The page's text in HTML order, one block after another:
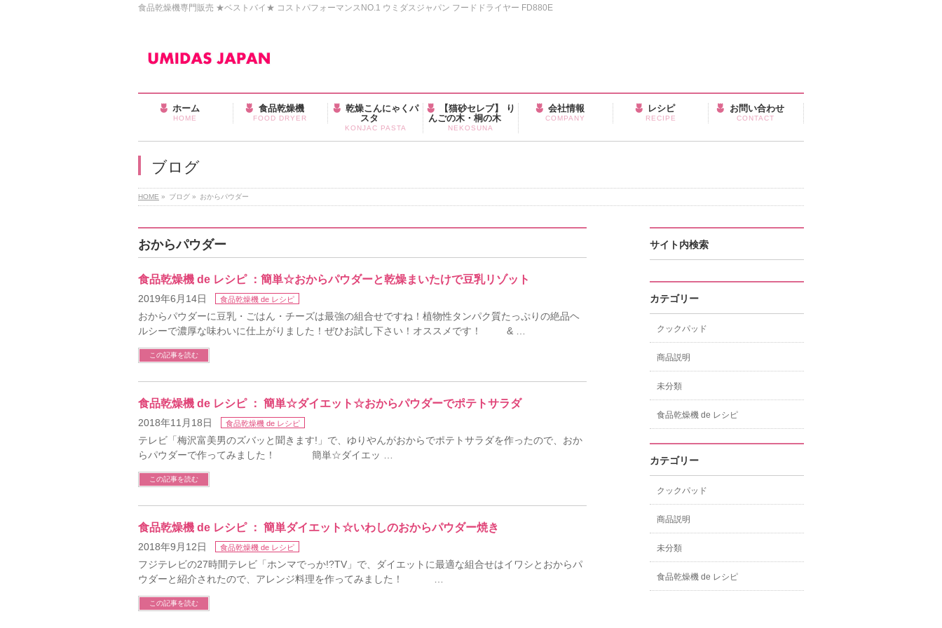
食品乾燥機専門販売 ★ベストバイ★ コストパフォーマンスNO.1 ウミダスジャパン フードドライヤー FD880E
ホーム
HOME
食品乾燥機
FOOD DRYER
乾燥こんにゃくパ
スタ
KONJAC PASTA
【猫砂セレブ】 り
んごの木・桐の木
NEKOSUNA
会社情報
COMPANY
レシピ
RECIPE
お問い合わせ
CONTACT
ブログ
HOME » ブログ » おからパウダー
おからパウダー
食品乾燥機 de レシピ ：簡単☆おからパウダーと乾燥まいたけで豆乳リゾット
2019年6月14日 食品乾燥機 de レシピ
おからパウダーに豆乳・ごはん・チーズは最強の組合せですね！植物性タンパク質たっぷりの絶品ヘ
ルシーで濃厚な味わいに仕上がりました！ぜひお試し下さい！オススメです！ & …
この記事を読む
食品乾燥機 de レシピ ： 簡単☆ダイエット☆おからパウダーでポテトサラダ
2018年11月18日 食品乾燥機 de レシピ
テレビ「梅沢富美男のズバッと聞きます!」で、ゆりやんがおからでポテトサラダを作ったので、おか
らパウダーで作ってみました！ 簡単☆ダイエッ …
この記事を読む
食品乾燥機 de レシピ ： 簡単ダイエット☆いわしのおからパウダー焼き
2018年9月12日 食品乾燥機 de レシピ
フジテレビの27時間テレビ「ホンマでっか!?TV」で、ダイエットに最適な組合せはイワシとおからパ
ウダーと紹介されたので、アレンジ料理を作ってみました！ …
この記事を読む
サイト内検索
カテゴリー
クックパッド
商品説明
未分類
食品乾燥機 de レシピ
カテゴリー
クックパッド
商品説明
未分類
食品乾燥機 de レシピ